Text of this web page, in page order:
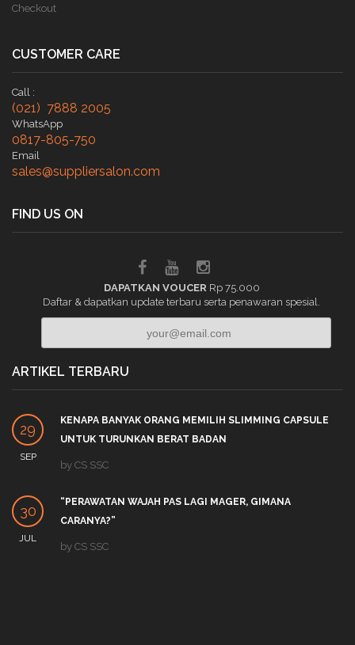
Checkout
CUSTOMER CARE
Call :
(021) 7888 2005
WhatsApp
0817-805-750
Email
sales@suppliersalon.com
FIND US ON
DAPATKAN VOUCER Rp 75.000
Daftar & dapatkan update terbaru serta penawaran spesial.
ARTIKEL TERBARU
29
SEP
KENAPA BANYAK ORANG MEMILIH SLIMMING CAPSULE
UNTUK TURUNKAN BERAT BADAN
by CS SSC
30
JUL
“PERAWATAN WAJAH PAS LAGI MAGER, GIMANA
CARANYA?”
by CS SSC